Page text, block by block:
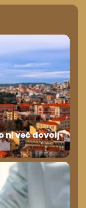
ni več dovolj